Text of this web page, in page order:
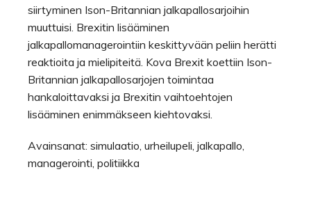
siirtyminen Ison-Britannian jalkapallosarjoihin
muuttuisi. Brexitin lisääminen
jalkapallomanagerointiin keskittyvään peliin herätti
reaktioita ja mielipiteitä. Kova Brexit koettiin Ison-
Britannian jalkapallosarjojen toimintaa
hankaloittavaksi ja Brexitin vaihtoehtojen
lisääminen enimmäkseen kiehtovaksi.
Avainsanat: simulaatio, urheilupeli, jalkapallo,
managerointi, politiikka